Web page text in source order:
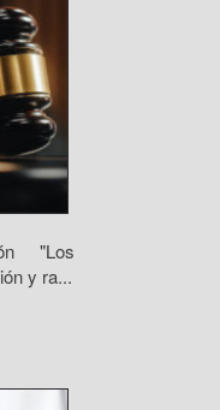
"Los
y ra...